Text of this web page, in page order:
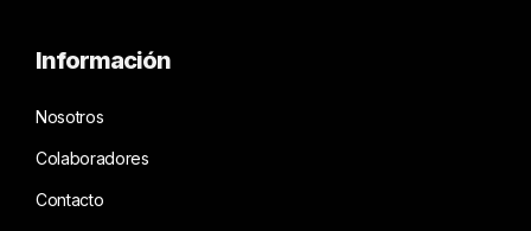
Información
Nosotros
Colaboradores
Contacto